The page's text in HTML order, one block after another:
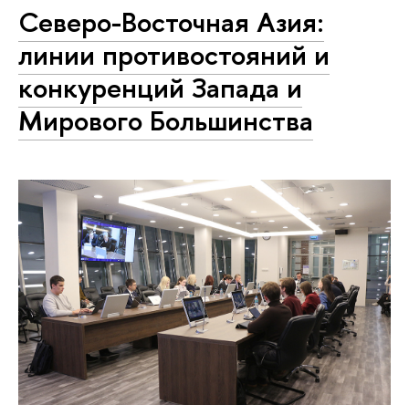
Северо-Восточная Азия:
линии противостояний и
конкуренций Запада и
Мирового Большинства